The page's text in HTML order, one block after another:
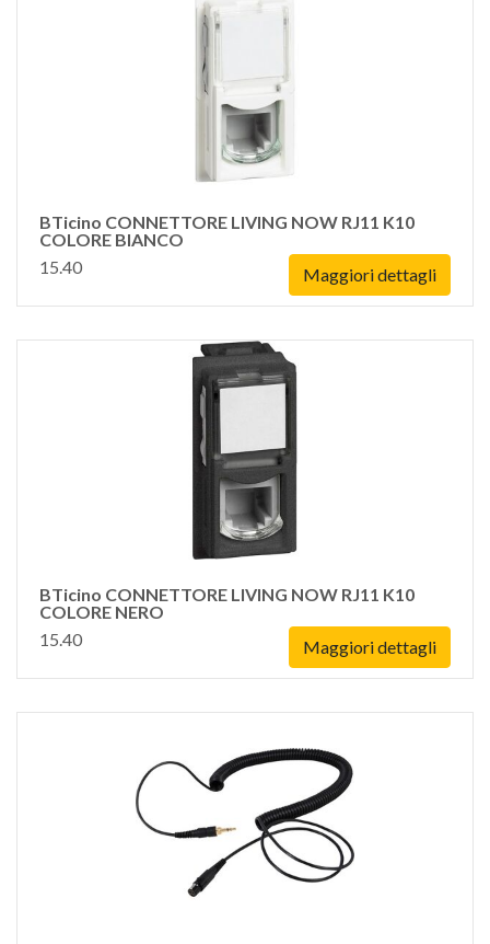
BTicino CONNETTORE LIVING NOW RJ11 K10
COLORE BIANCO
15.40
Maggiori dettagli
BTicino CONNETTORE LIVING NOW RJ11 K10
COLORE NERO
15.40
Maggiori dettagli